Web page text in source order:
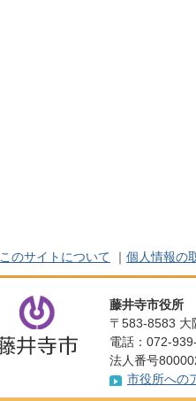
このサイトについて ｜ 個人情報の
藤井寺市役所
〒583-8583 大
電話：072-
法人番号
市役所への